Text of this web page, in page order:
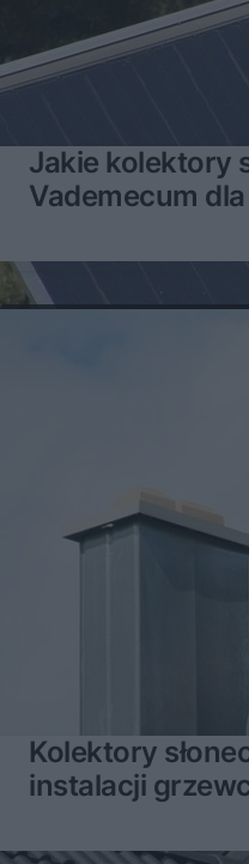
Jakie kolektory
Vademecum
Kolektory
instalacji